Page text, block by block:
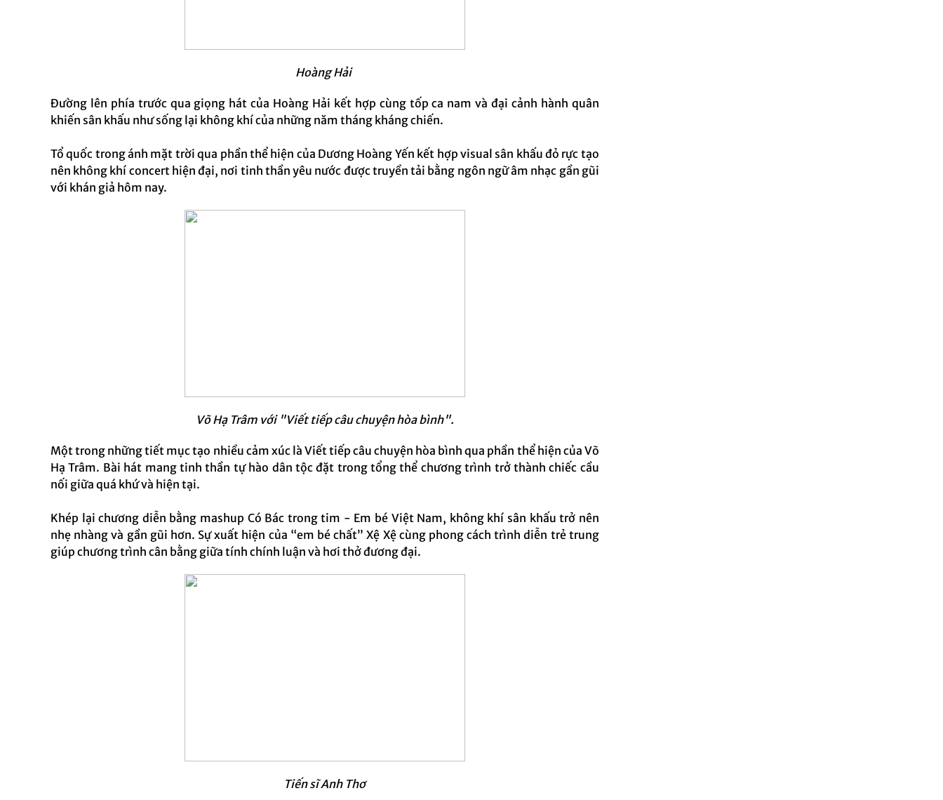
Hoàng Hải
Đường lên phía trước qua giọng hát của Hoàng Hải kết hợp cùng tốp ca nam và đại cảnh hành quân
khiến sân khấu như sống lại không khí của những năm tháng kháng chiến.
Tổ quốc trong ánh mặt trời qua phần thể hiện của Dương Hoàng Yến kết hợp visual sân khấu đỏ rực tạo
nên không khí concert hiện đại, nơi tinh thần yêu nước được truyền tải bằng ngôn ngữ âm nhạc gần gũi
với khán giả hôm nay.
Võ Hạ Trâm với "Viết tiếp câu chuyện hòa bình".
Một trong những tiết mục tạo nhiều cảm xúc là Viết tiếp câu chuyện hòa bình qua phần thể hiện của Võ
Hạ Trâm. Bài hát mang tinh thần tự hào dân tộc đặt trong tổng thể chương trình trở thành chiếc cầu
nối giữa quá khứ và hiện tại.
Khép lại chương diễn bằng mashup Có Bác trong tim - Em bé Việt Nam, không khí sân khấu trở nên
nhẹ nhàng và gần gũi hơn. Sự xuất hiện của “em bé chất” Xệ Xệ cùng phong cách trình diễn trẻ trung
giúp chương trình cân bằng giữa tính chính luận và hơi thở đương đại.
Tiến sĩ Anh Thơ